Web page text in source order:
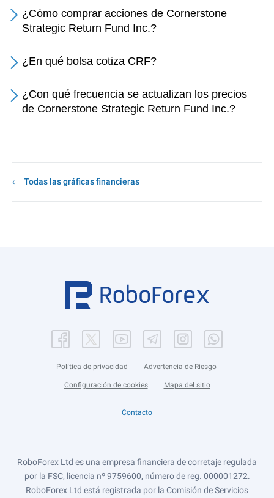
¿Cómo comprar acciones de Cornerstone
Strategic Return Fund Inc.?
¿En qué bolsa cotiza CRF?
¿Con qué frecuencia se actualizan los precios
de Cornerstone Strategic Return Fund Inc.?
Todas las gráficas financieras
Política de privacidad Advertencia de Riesgo
Configuración de cookies Mapa del sitio
Contacto
RoboForex Ltd es una empresa financiera de corretaje regulada
por la FSC, licencia nº 9759600, número de reg. 000001272.
RoboForex Ltd está registrada por la Comisión de Servicios